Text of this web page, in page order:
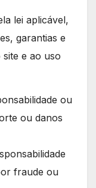
lei aplicável,
garantias e
e ao uso
ou
ou danos
fraude ou